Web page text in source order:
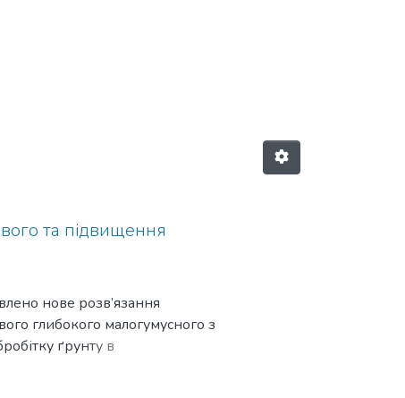
та підвищення
нове розв’язання
глибокого малогумусного з
ґрунту в
систему удобрення